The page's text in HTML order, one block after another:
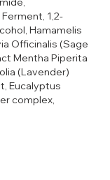
1,2-
Hamamelis
Officinalis (Sage
Mentha Piperita
(Lavender)
Eucalyptus
complex,